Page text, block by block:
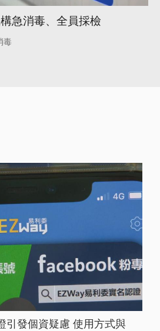
急消毒、全員採檢
毒
引發個資疑慮 使用方式與